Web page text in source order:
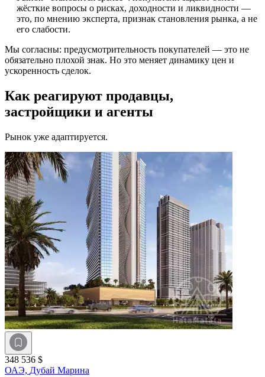
жёсткие вопросы о рисках, доходности и ликвидности —
это, по мнению эксперта, признак становления рынка, а не
его слабости.
Мы согласны: предусмотрительность покупателей — это не
обязательно плохой знак. Но это меняет динамику цен и
ускоренность сделок.
Как реагируют продавцы,
застройщики и агенты
Рынок уже адаптируется.
348 536 $
ОАЭ, Дубай Марина